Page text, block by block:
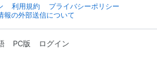
利用規約
プライバシーポリシー
報の外部送信について
PC版 ログイン